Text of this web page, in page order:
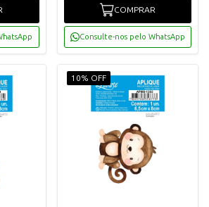
COMPRAR
Consulte-nos pelo WhatsApp
10% OFF